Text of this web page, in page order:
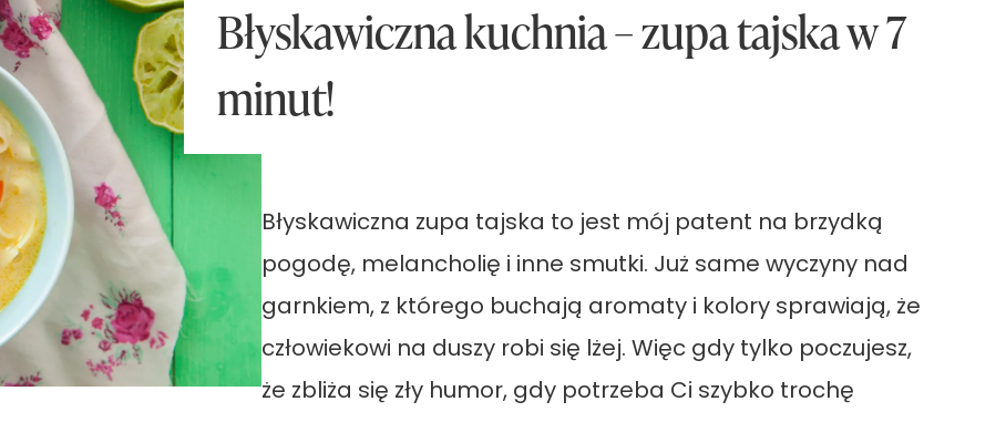
Błyskawiczna kuchnia – zupa tajska w 7
minut!
Błyskawiczna zupa tajska to jest mój patent na brzydką
pogodę, melancholię i inne smutki. Już same wyczyny nad
garnkiem, z którego buchają aromaty i kolory sprawiają, że
człowiekowi na duszy robi się lżej. Więc gdy tylko poczujesz,
że zbliża się zły humor, gdy potrzeba Ci szybko trochę